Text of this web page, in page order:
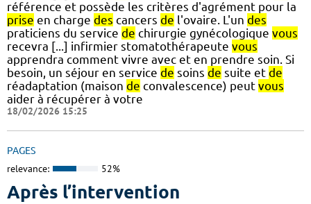
référence et possède les critères d'agrément pour la
prise en charge des cancers de l'ovaire. L'un des
praticiens du service de chirurgie gynécologique vous
recevra [...] infirmier stomatothérapeute vous
apprendra comment vivre avec et en prendre soin. Si
besoin, un séjour en service de soins de suite et de
réadaptation (maison de convalescence) peut vous
aider à récupérer à votre
18/02/2026 15:25
PAGES
relevance: 52%
Après l’intervention